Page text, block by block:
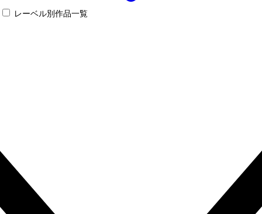
レーベル別作品一覧